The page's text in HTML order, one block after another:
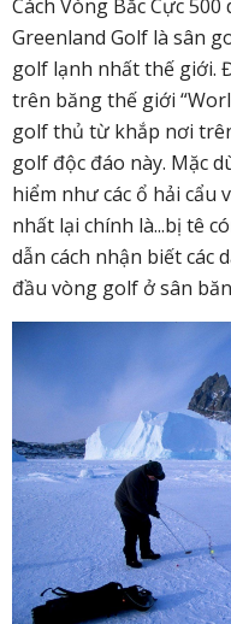
Cách Vòng Bắc Cực
Greenland Golf là sân
golf lạnh nhất thế giới.
trên băng thế giới
golf thủ từ khắp nơi
golf độc đáo này. Mặc
hiểm như các ổ hải cẩu
nhất lại chính là...bị tê
dẫn cách nhận biết các
đầu vòng golf ở sân